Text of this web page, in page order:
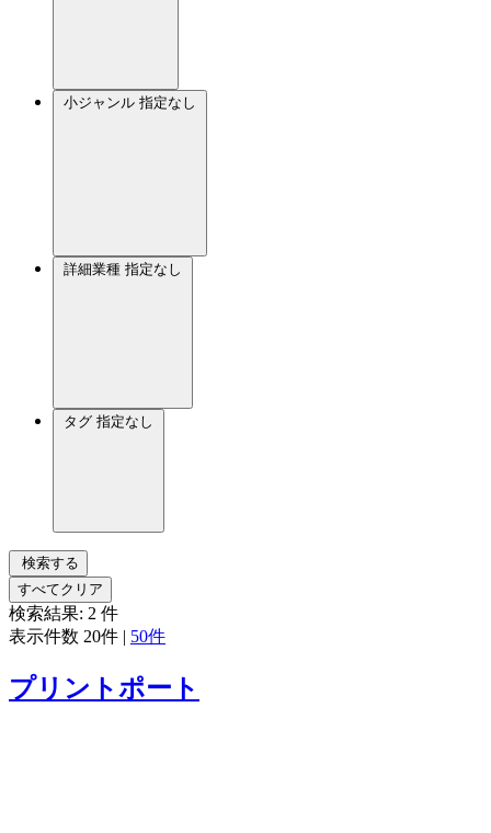
小ジャンル 指定なし
詳細業種 指定なし
タグ 指定なし
検索する
すべてクリア
検索結果: 2 件
表示件数 20件 | 50件
プリントポート